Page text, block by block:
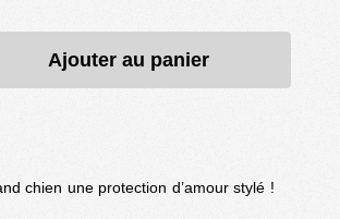
Ajouter au panier
chien une protection d’amour stylé !